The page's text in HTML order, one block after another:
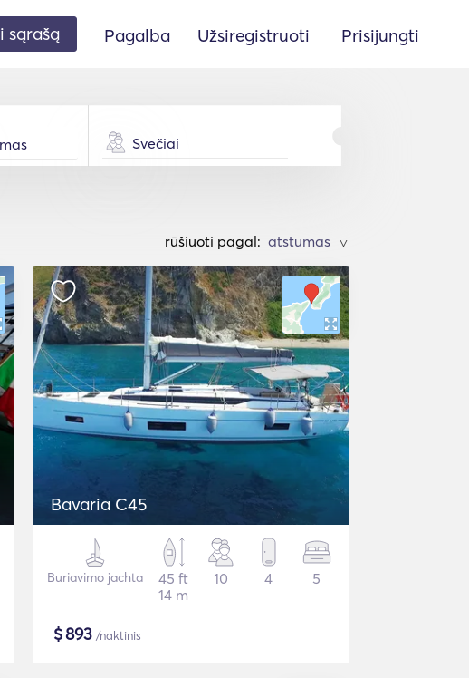
sąrašą Pagalba Užsiregistruoti Prisijungti
Svečiai
rūšiuoti pagal: >
Bavaria C45
Buriavimo jachta
45 ft
14 m
10 4 5
$893 /naktinis